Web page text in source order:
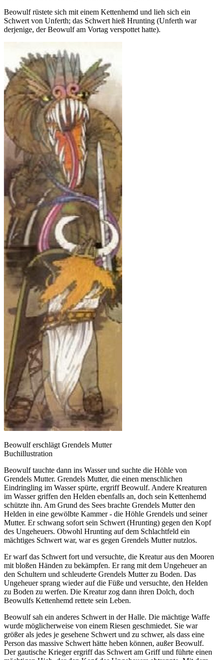
Beowulf rüstete sich mit einem Kettenhemd und lieh sich ein
Schwert von Unferth; das Schwert hieß Hrunting (Unferth war
derjenige, der Beowulf am Vortag verspottet hatte).
Beowulf erschlägt Grendels Mutter
Buchillustration
Beowulf tauchte dann ins Wasser und suchte die Höhle von
Grendels Mutter. Grendels Mutter, die einen menschlichen
Eindringling im Wasser spürte, ergriff Beowulf. Andere Kreaturen
im Wasser griffen den Helden ebenfalls an, doch sein Kettenhemd
schützte ihn. Am Grund des Sees brachte Grendels Mutter den
Helden in eine gewölbte Kammer - die Höhle Grendels und seiner
Mutter. Er schwang sofort sein Schwert (Hrunting) gegen den Kopf
des Ungeheuers. Obwohl Hrunting auf dem Schlachtfeld ein
mächtiges Schwert war, war es gegen Grendels Mutter nutzlos.
Er warf das Schwert fort und versuchte, die Kreatur aus den Mooren
mit bloßen Händen zu bekämpfen. Er rang mit dem Ungeheuer an
den Schultern und schleuderte Grendels Mutter zu Boden. Das
Ungeheuer sprang wieder auf die Füße und versuchte, den Helden
zu Boden zu werfen. Die Kreatur zog dann ihren Dolch, doch
Beowulfs Kettenhemd rettete sein Leben.
Beowulf sah ein anderes Schwert in der Halle. Die mächtige Waffe
wurde möglicherweise von einem Riesen geschmiedet. Sie war
größer als jedes je gesehene Schwert und zu schwer, als dass eine
Person das massive Schwert hätte heben können, außer Beowulf.
Der gautische Krieger ergriff das Schwert am Griff und führte einen